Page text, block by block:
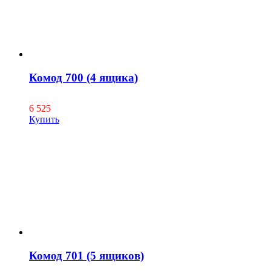
Комод 700 (4 ящика)
6 525
Купить
Комод 701 (5 ящиков)